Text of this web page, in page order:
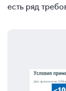
есть ряд